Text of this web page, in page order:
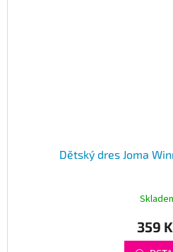
Dětský dres Joma
359